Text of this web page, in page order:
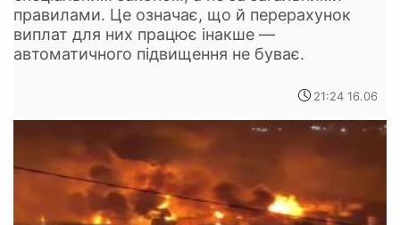
правилами. Це означає, що й перерахунок
виплат для них працює інакше —
автоматичного підвищення не буває.
21:24 16.06